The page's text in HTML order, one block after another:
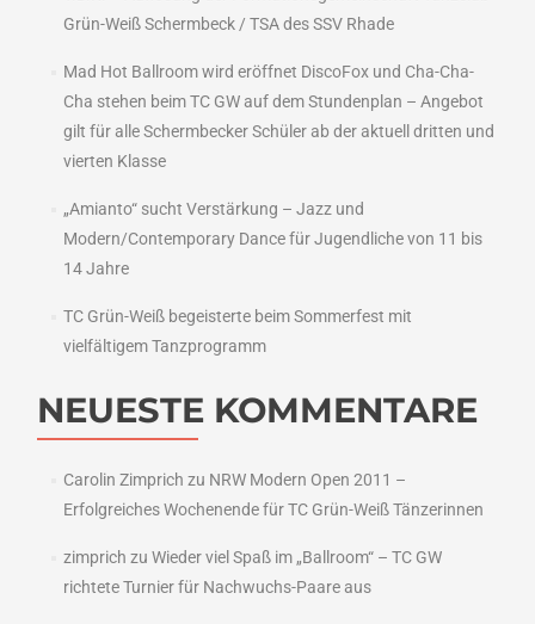
Grün-Weiß Schermbeck / TSA des SSV Rhade
Mad Hot Ballroom wird eröffnet DiscoFox und Cha-Cha-
Cha stehen beim TC GW auf dem Stundenplan – Angebot
gilt für alle Schermbecker Schüler ab der aktuell dritten und
vierten Klasse
„Amianto“ sucht Verstärkung – Jazz und
Modern/Contemporary Dance für Jugendliche von 11 bis
14 Jahre
TC Grün-Weiß begeisterte beim Sommerfest mit
vielfältigem Tanzprogramm
NEUESTE KOMMENTARE
Carolin Zimprich zu NRW Modern Open 2011 –
Erfolgreiches Wochenende für TC Grün-Weiß Tänzerinnen
zimprich zu Wieder viel Spaß im „Ballroom“ – TC GW
richtete Turnier für Nachwuchs-Paare aus